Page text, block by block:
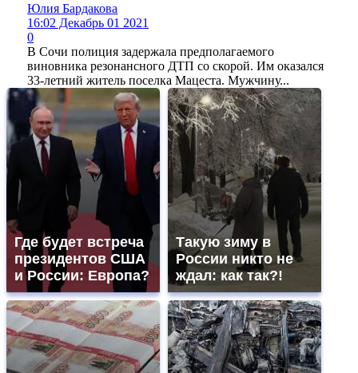
Юлия Бардакова
16:02 Декабрь 01 2021
0
В Сочи полиция задержала предполагаемого
виновника резонансного ДТП со скорой. Им оказался
33-летний житель поселка Мацеста. Мужчину...
Где будет встреча
президентов США
и России: Европа?
Такую зиму в
России никто не
ждал: как так?!